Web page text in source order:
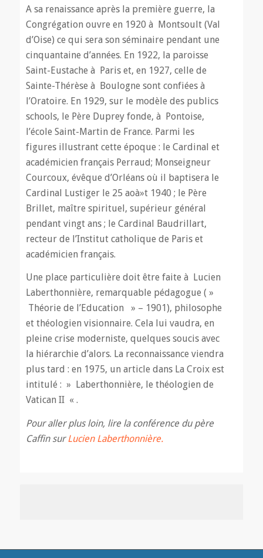
A sa renaissance après la première guerre, la
Congrégation ouvre en 1920 à Montsoult (Val
d’Oise) ce qui sera son séminaire pendant une
cinquantaine d’années. En 1922, la paroisse
Saint-Eustache à Paris et, en 1927, celle de
Sainte-Thérèse à Boulogne sont confiées à
l’Oratoire. En 1929, sur le modèle des publics
schools, le Père Duprey fonde, à Pontoise,
l’école Saint-Martin de France. Parmi les
figures illustrant cette époque : le Cardinal et
académicien français Perraud; Monseigneur
Courcoux, évêque d’Orléans où il baptisera le
Cardinal Lustiger le 25 aoà»t 1940 ; le Père
Brillet, maître spirituel, supérieur général
pendant vingt ans ; le Cardinal Baudrillart,
recteur de l’Institut catholique de Paris et
académicien français.
Une place particulière doit être faite à Lucien
Laberthonnière, remarquable pédagogue ( »
Théorie de l’Education » – 1901), philosophe
et théologien visionnaire. Cela lui vaudra, en
pleine crise moderniste, quelques soucis avec
la hiérarchie d’alors. La reconnaissance viendra
plus tard : en 1975, un article dans La Croix est
intitulé : » Laberthonnière, le théologien de
Vatican II « .
Pour aller plus loin, lire la conférence du père
Caffin surLucien Laberthonnière.